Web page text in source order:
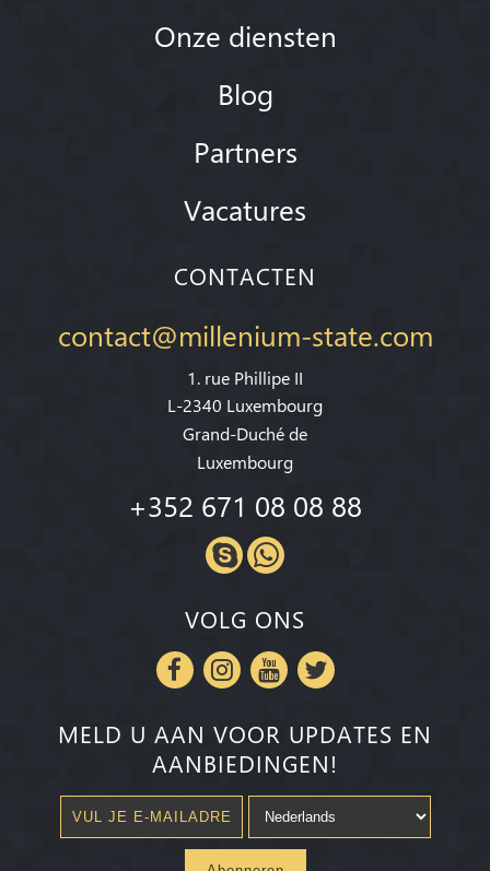
Onze diensten
Blog
Partners
Vacatures
CONTACTEN
contact@millenium-state.com
1. rue Phillipe II
L-2340 Luxembourg
Grand-Duché de
Luxembourg
+352 671 08 08 88
VOLG ONS
MELD U AAN VOOR UPDATES EN
AANBIEDINGEN!